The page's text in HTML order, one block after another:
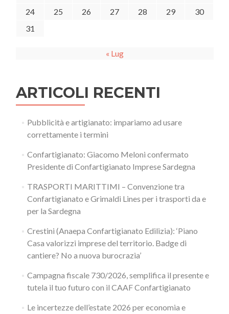
24
25 26 27 28 29
30
31
« Lug
ARTICOLI RECENTI
Pubblicità e artigianato: impariamo ad usare
correttamente i termini
Confartigianato: Giacomo Meloni confermato
Presidente di Confartigianato Imprese Sardegna
TRASPORTI MARITTIMI – Convenzione tra
Confartigianato e Grimaldi Lines per i trasporti da e
per la Sardegna
Crestini (Anaepa Confartigianato Edilizia): ‘Piano
Casa valorizzi imprese del territorio. Badge di
cantiere? No a nuova burocrazia’
Campagna fiscale 730/2026, semplifica il presente e
tutela il tuo futuro con il CAAF Confartigianato
Le incertezze dell’estate 2026 per economia e